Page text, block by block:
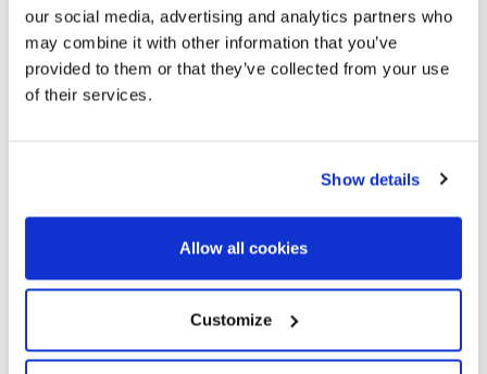
our social media, advertising and analytics partners who
may combine it with other information that you’ve
provided to them or that they’ve collected from your use
of their services.
Show details
Allow all cookies
Customize
Eixample | 425671
Consell de Cent: роскошная жизнь в
зеленом оазисе района Эшампле
Представляем жилой комплекс «Consell de Cent» —